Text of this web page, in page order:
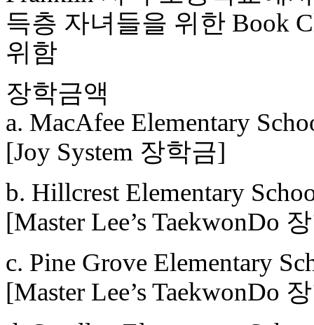
득층 자녀들을 위한 Book
위함
장학금액
a. MacAfee Elementary
[Joy System 장학금]
b. Hillcrest Elementary
[Master Lee’s TaekwonDo
c. Pine Grove Elementary
[Master Lee’s TaekwonDo